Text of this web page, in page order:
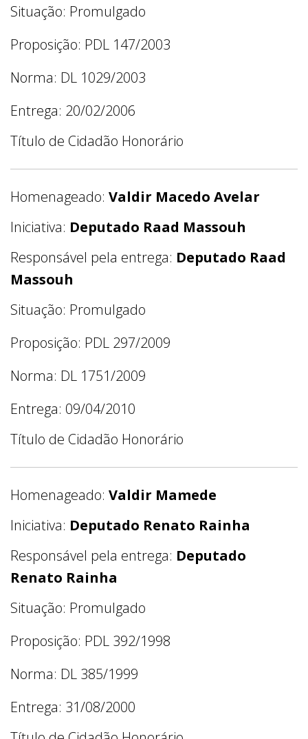
Situação: Promulgado
Proposição: PDL 147/2003
Norma: DL 1029/2003
Entrega: 20/02/2006
Título de Cidadão Honorário
Homenageado: Valdir Macedo Avelar
Iniciativa: Deputado Raad Massouh
Responsável pela entrega: Deputado Raad
Massouh
Situação: Promulgado
Proposição: PDL 297/2009
Norma: DL 1751/2009
Entrega: 09/04/2010
Título de Cidadão Honorário
Homenageado: Valdir Mamede
Iniciativa: Deputado Renato Rainha
Responsável pela entrega: Deputado
Renato Rainha
Situação: Promulgado
Proposição: PDL 392/1998
Norma: DL 385/1999
Entrega: 31/08/2000